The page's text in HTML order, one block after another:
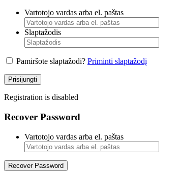
Vartotojo vardas arba el. paštas
Slaptažodis
Pamiršote slaptažodi? Priminti slaptažodį
Prisijungti
Registration is disabled
Recover Password
Vartotojo vardas arba el. paštas
Recover Password